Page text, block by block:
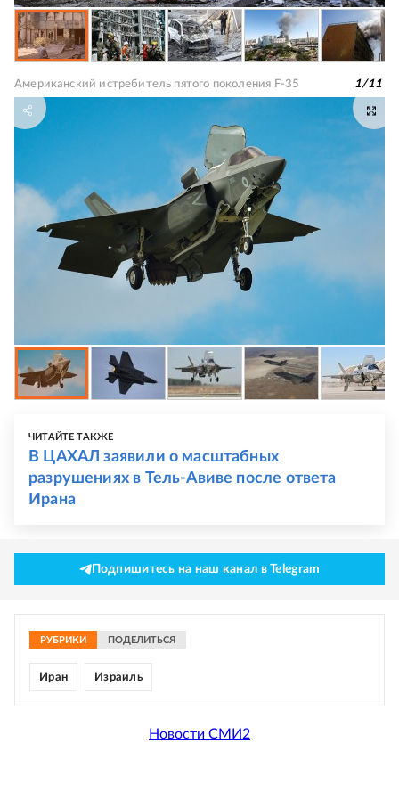
Американский истребитель пятого поколения F-35 1/11
ЧИТАЙТЕ ТАКЖЕ
В ЦАХАЛ заявили о масштабных
разрушениях в Тель-Авиве после ответа
Ирана
Подпишитесь на наш канал в Telegram
РУБРИКИ ПОДЕЛИТЬСЯ
Иран Израиль
Новости СМИ2